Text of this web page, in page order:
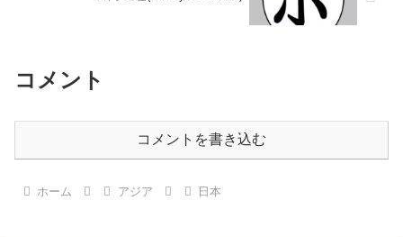
コメント
コメントを書き込む
ホーム アジア 日本